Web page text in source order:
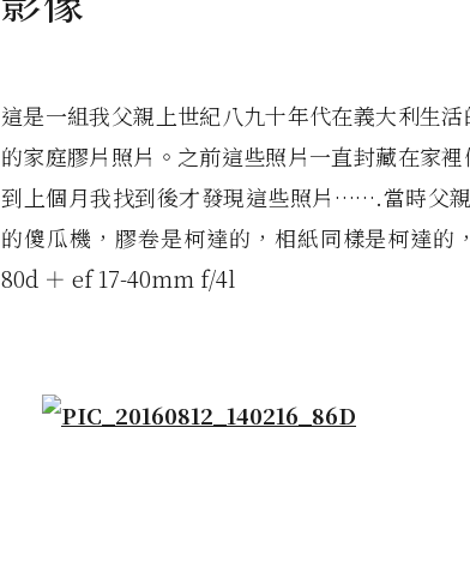
這是一組我父親上世紀八九十年代在義大利生
的家庭膠片照片。之前這些照片一直封藏在家
到上個月我找到後才發現這些照片…….當時父
的傻瓜機，膠卷是柯達的，相紙同樣是柯達的
80d ＋ ef 17-40mm f/4l